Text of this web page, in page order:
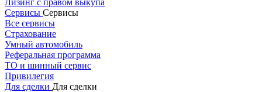
Лизинг с правом выкупа
Сервисы Сервисы
Все сервисы
Страхование
Умный автомобиль
Реферальная программа
ТО и шинный сервис
Привилегия
Для сделки Для сделки